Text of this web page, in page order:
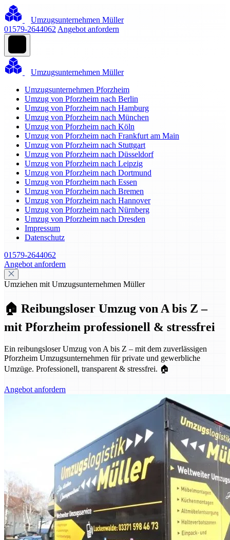
Umzugsunternehmen Müller
01579-2644062 Angebot anfordern
Umzugsunternehmen Müller
Umzugsunternehmen Pforzheim
Umzug von Pforzheim nach Berlin
Umzug von Pforzheim nach Hamburg
Umzug von Pforzheim nach München
Umzug von Pforzheim nach Köln
Umzug von Pforzheim nach Frankfurt am Main
Umzug von Pforzheim nach Stuttgart
Umzug von Pforzheim nach Düsseldorf
Umzug von Pforzheim nach Leipzig
Umzug von Pforzheim nach Dortmund
Umzug von Pforzheim nach Essen
Umzug von Pforzheim nach Bremen
Umzug von Pforzheim nach Hannover
Umzug von Pforzheim nach Nürnberg
Umzug von Pforzheim nach Dresden
Impressum
Datenschutz
01579-2644062
Angebot anfordern
Umziehen mit Umzugsunternehmen Müller
🏠 Reibungsloser Umzug von A bis Z –
mit Pforzheim professionell & stressfrei
Ein reibungsloser Umzug von A bis Z – mit dem zuverlässigen
Pforzheim Umzugsunternehmen für private und gewerbliche
Umzüge. Professionell, transparent & stressfrei. 🏠
Angebot anfordern